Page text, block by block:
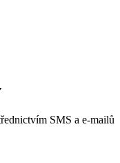
SMS a e-mailů